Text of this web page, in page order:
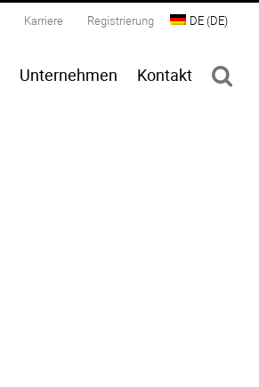
Karriere Registrierung DE (DE)
Unternehmen Kontakt